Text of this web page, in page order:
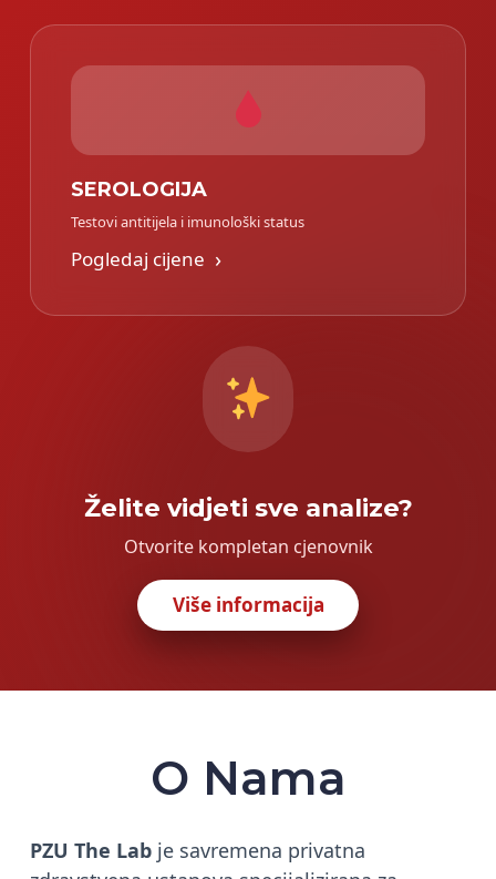
SEROLOGIJA
Testovi antitijela i imunološki status
Pogledaj cijene ›
Želite vidjeti sve analize?
Otvorite kompletan cjenovnik
Više informacija
O Nama
PZU The Lab je savremena privatna